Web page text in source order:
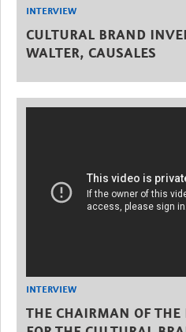
INTERVIEW
CULTURAL BRAND
WALTER, CAUSALES
INTERVIEW
THE CHAIRMAN OF THE